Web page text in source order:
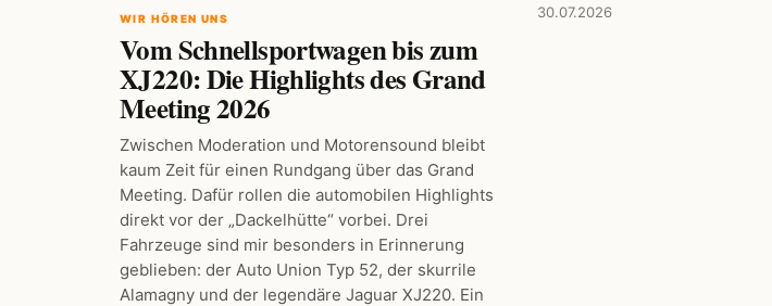
WIR HÖREN UNS
Vom Schnellsportwagen bis zum
XJ220: Die Highlights des Grand
Meeting 2026
Zwischen Moderation und Motorensound bleibt
kaum Zeit für einen Rundgang über das Grand
Meeting. Dafür rollen die automobilen Highlights
direkt vor der „Dackelhütte“ vorbei. Drei
Fahrzeuge sind mir besonders in Erinnerung
geblieben: der Auto Union Typ 52, der skurrile
Alamagny und der legendäre Jaguar XJ220. Ein
30.07.2026